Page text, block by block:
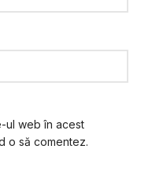
ul web în acest
o să comentez.